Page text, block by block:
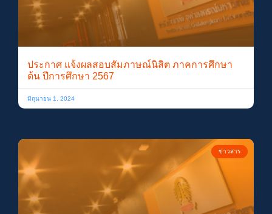
ประกาศ แจ้งผลสอบสัมภาษณ์นิสิต ภาคการศึกษา
ต้น ปีการศึกษา 2567
มิถุนายน 1, 2024
ข่าวสาร